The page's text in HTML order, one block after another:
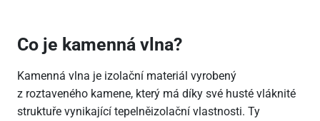
Co je kamenná vlna?
Kamenná vlna je izolační materiál vyrobený
z roztaveného kamene, který má díky své husté vláknité
struktuře vynikající tepelněizolační vlastnosti. Ty